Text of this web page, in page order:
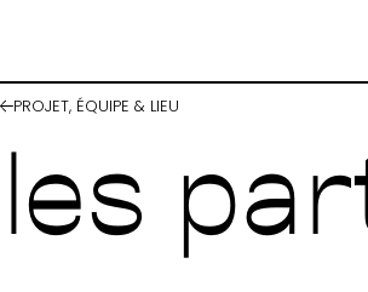
PROJET, ÉQUIPE & LIEU
les